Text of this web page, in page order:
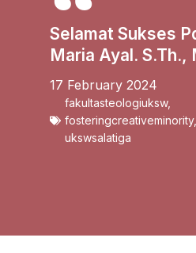
Selamat Sukses
Maria Ayal. S.Th.,
17 February 2024
fakultasteologiuksw,
fosteringcreativeminority,
ukswsalatiga